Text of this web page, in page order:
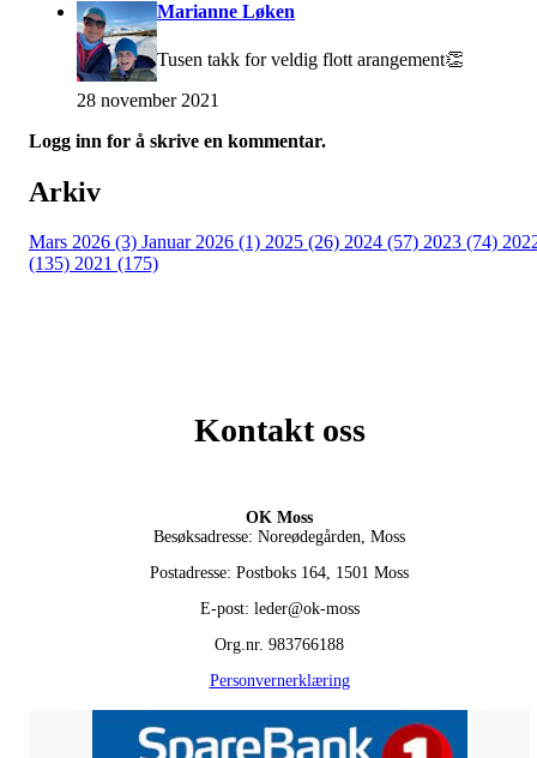
Marianne Løken
Tusen takk for veldig flott arangement👏
28 november 2021
Logg inn for å skrive en kommentar.
Arkiv
Mars 2026 (3) Januar 2026 (1) 2025 (26) 2024 (57) 2023 (74)
(135) 2021 (175)
Kontakt oss
OK Moss
Besøksadresse: Noreødegården, Moss
Postadresse: Postboks 164, 1501 Moss
E-post: leder@ok-moss
Org.nr. 983766188
Personvernerklæring